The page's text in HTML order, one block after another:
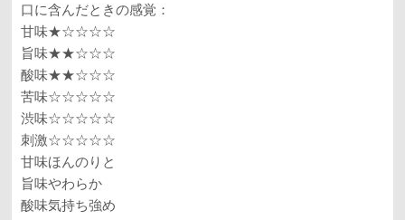
口に含んだときの感覚：
甘味★☆☆☆☆
旨味★★☆☆☆
酸味★★☆☆☆
苦味☆☆☆☆☆
渋味☆☆☆☆☆
刺激☆☆☆☆☆
甘味ほんのりと
旨味やわらか
酸味気持ち強め